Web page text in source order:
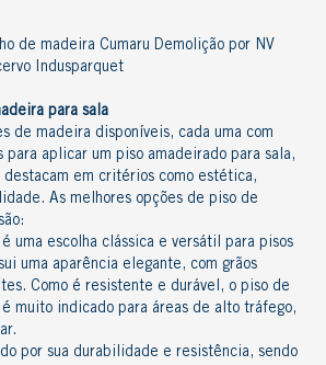
de madeira Cumaru Demolição por NV
Indusparquet
para sala
de madeira disponíveis, cada uma com
para aplicar um piso amadeirado para sala,
destacam em critérios como estética,
As melhores opções de piso de
é uma escolha clássica e versátil para pisos
uma aparência elegante, com grãos
Como é resistente e durável, o piso de
muito indicado para áreas de alto tráfego,
por sua durabilidade e resistência, sendo